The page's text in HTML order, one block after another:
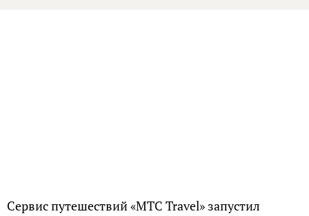
Сервис путешествий «МТС Travel» запустил